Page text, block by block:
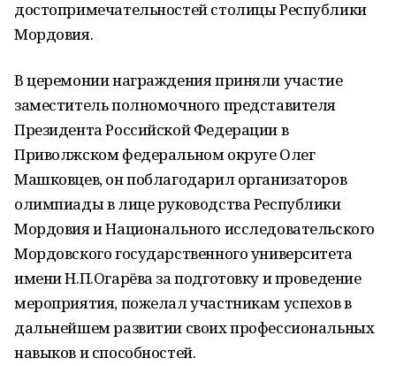
достопримечательностей столицы Республики
Мордовия.
В церемонии награждения приняли участие
заместитель полномочного представителя
Президента Российской Федерации в
Приволжском федеральном округе Олег
Машковцев, он поблагодарил организаторов
олимпиады в лице руководства Республики
Мордовия и Национального исследовательского
Мордовского государственного университета
имени Н.П.Огарёва за подготовку и проведение
мероприятия, пожелал участникам успехов в
дальнейшем развитии своих профессиональных
навыков и способностей.